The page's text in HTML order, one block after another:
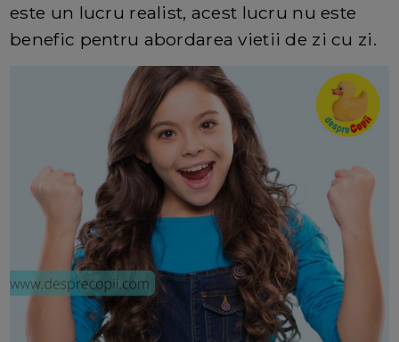
este un lucru realist, acest lucru nu este
benefic pentru abordarea vietii de zi cu zi.